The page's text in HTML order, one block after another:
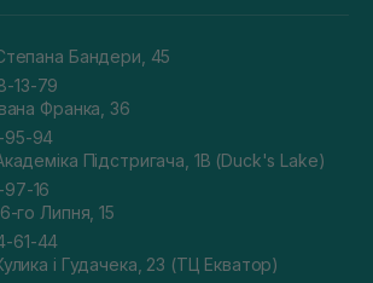
Бандери, 45
13-79
Франка, 36
95-94
Підстригача, 1В (Duck's Lake)
97-16
го Липня, 15
61-44
і Гудачека, 23 (ТЦ Екватор)